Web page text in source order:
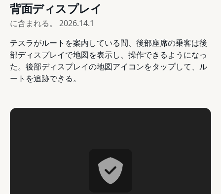
背面ディスプレイ
に含まれる。 2026.14.1
テスラがルートを案内している間、後部座席の乗客は後
部ディスプレイで地図を表示し、操作できるようになっ
た。後部ディスプレイの地図アイコンをタップして、ル
ートを追跡できる。